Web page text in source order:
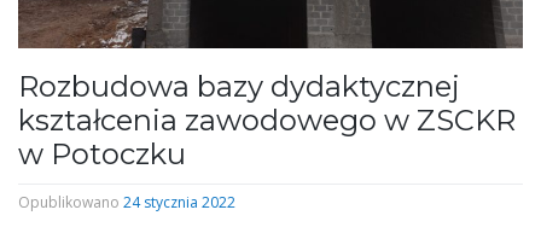
Rozbudowa bazy dydaktycznej
kształcenia zawodowego w ZSCKR
w Potoczku
Opublikowano 24 stycznia 2022